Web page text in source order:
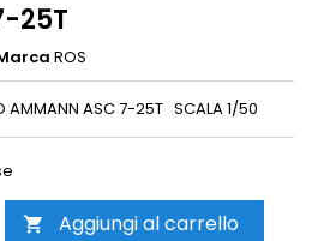
25T
ROS
AMMANN ASC 7-25T SCALA 1/50
 Aggiungi al carrello